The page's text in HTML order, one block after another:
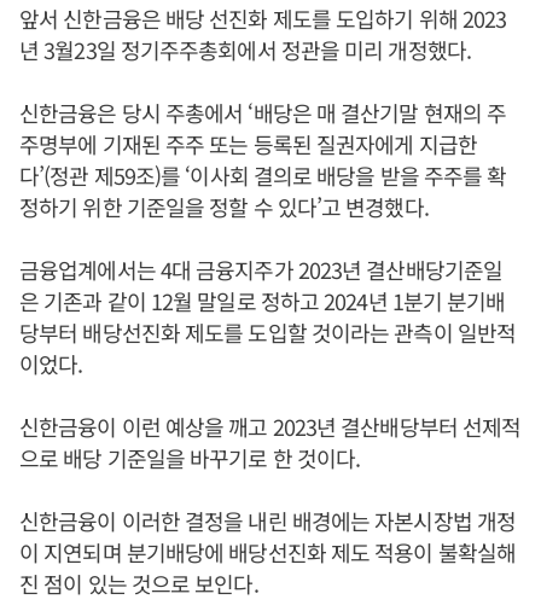
앞서 신한금융은 배당 선진화 제도를 도입하기 위해 2023
년 3월23일 정기주주총회에서 정관을 미리 개정했다.
신한금융은 당시 주총에서 ‘배당은 매 결산기말 현재의 주
주명부에 기재된 주주 또는 등록된 질권자에게 지급한
다’(정관 제59조)를 ‘이사회 결의로 배당을 받을 주주를 확
정하기 위한 기준일을 정할 수 있다’고 변경했다.
금융업계에서는 4대 금융지주가 2023년 결산배당기준일
은 기존과 같이 12월 말일로 정하고 2024년 1분기 분기배
당부터 배당선진화 제도를 도입할 것이라는 관측이 일반적
이었다.
신한금융이 이런 예상을 깨고 2023년 결산배당부터 선제적
으로 배당 기준일을 바꾸기로 한 것이다.
신한금융이 이러한 결정을 내린 배경에는 자본시장법 개정
이 지연되며 분기배당에 배당선진화 제도 적용이 불확실해
진 점이 있는 것으로 보인다.